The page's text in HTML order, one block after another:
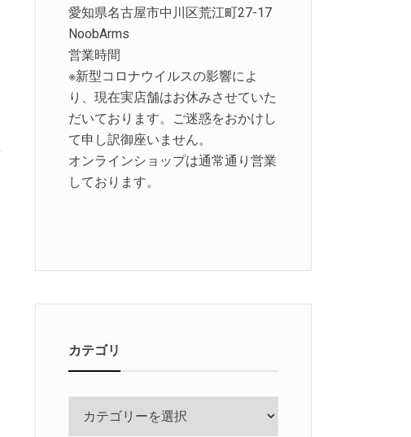
愛知県名古屋市中川区荒江町27-17
NoobArms
営業時間
※新型コロナウイルスの影響によ
り、現在実店舗はお休みさせていた
だいております。ご迷惑をおかけし
て申し訳御座いません。
オンラインショップは通常通り営業
しております。
カテゴリ